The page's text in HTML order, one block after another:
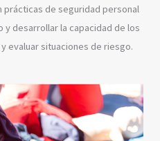
prácticas de seguridad personal
y desarrollar la capacidad de los
evaluar situaciones de riesgo.